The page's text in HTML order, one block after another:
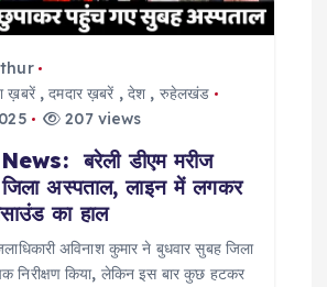
ख़बरें,दमदार ख़बरें , देश , रुहेलखंड
207 views
बरेली डीएम मरीज
अस्पताल, लाइन में लगकर
का हाल
अविनाश कुमार ने बुधवार सुबह जिला
निरीक्षण किया, लेकिन इस बार कुछ हटकर